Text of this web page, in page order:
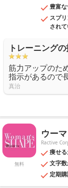
豊富
スプ
され
トレーニング
筋力アップのた
指示があるので
真治
無料
ウー
Ractive
痩せ
文字
定期